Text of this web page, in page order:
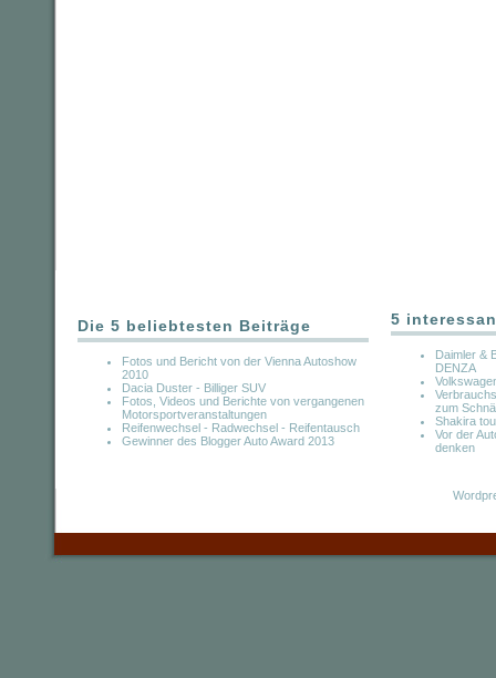
Die 5 beliebtesten Beiträge
Fotos und Bericht von der Vienna Autoshow
2010
Dacia Duster - Billiger SUV
Fotos, Videos und Berichte von vergangenen
Motorsportveranstaltungen
Reifenwechsel - Radwechsel - Reifentausch
Gewinner des Blogger Auto Award 2013
5
Daimler &
DENZA
zum
Shakira
Vor der
denken